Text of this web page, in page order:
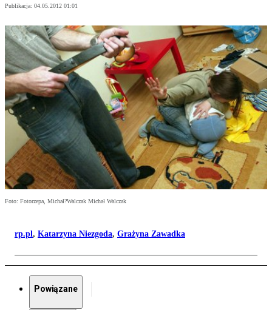
Publikacja: 04.05.2012 01:01
Foto: Fotorzepa, Michał?Walczak Michał Walczak
rp.pl, Katarzyna Niezgoda, Grażyna Zawadka
Powiązane